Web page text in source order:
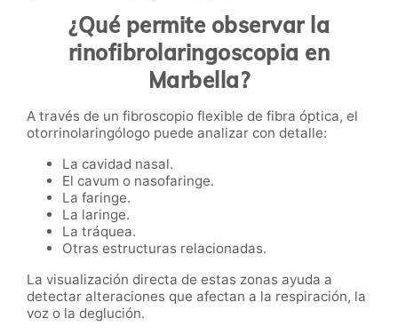
¿Qué permite observar la
rinofibrolaringoscopia en
Marbella?
A través de un fibroscopio flexible de fibra óptica, el
otorrinolaringólogo puede analizar con detalle:
La cavidad nasal.
El cavum o nasofaringe.
La faringe.
La laringe.
La tráquea.
Otras estructuras relacionadas.
La visualización directa de estas zonas ayuda a
detectar alteraciones que afectan a la respiración, la
voz o la deglución.